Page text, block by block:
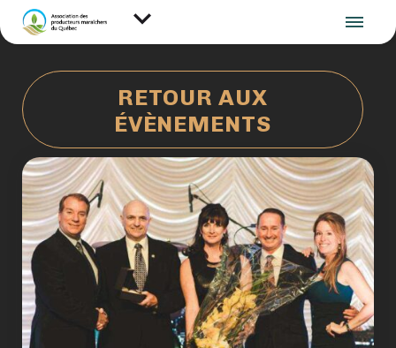
RETOUR AUX
ÉVÈNEMENTS